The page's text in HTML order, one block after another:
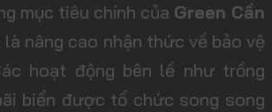
mục tiêu chính của Green Cần
là nâng cao nhận thức về bảo vệ
hoạt động bên lề như trồng
biển được tổ chức song song